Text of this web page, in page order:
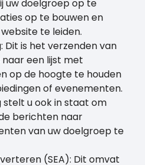
uw doelgroep op te
op te bouwen en
te leiden.
Dit is het verzenden van
een lijst met
op de hoogte te houden
of evenementen.
u ook in staat om
berichten naar
van uw doelgroep te
(SEA): Dit omvat